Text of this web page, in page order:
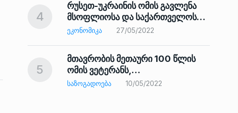
4
რუსეთ-უკრაინის ომის გავლენა
მსოფლიოსა და საქართველოს…
ᲔᲙᲝᲜᲝᲛᲘᲙᲐ 27/05/2022
5
მთავრობის მეთაური 100 წლის
ომის ვეტერანს,…
ᲡᲐᲖᲝᲒᲐᲓᲝᲔᲑᲐ 10/05/2022